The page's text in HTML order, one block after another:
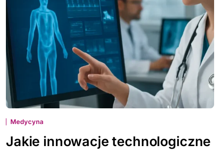
Medycyna
Jakie innowacje technologiczne